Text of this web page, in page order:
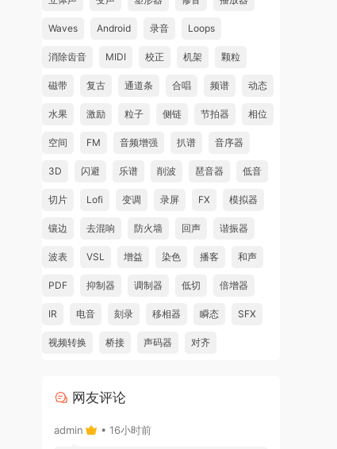
Waves Android 录音 Loops
消除齿音 MIDI 校正 机架 颗粒
磁带 复古 通道条 合唱 频谱 动态
水果 激励 粒子 侧链 节拍器 相位
空间 FM 音频增强 扒谱 音序器
3D 闪避 乐谱 削波 琶音器 低音
切片 Lofi 变调 录屏 FX 模拟器
镶边 去混响 防火墙 回声 谐振器
波表 VSL 增益 染色 播客 和声
PDF 抑制器 调制器 低切 倍增器
IR 电音 刻录 移相器 瞬态 SFX
视频转换 桥接 声码器 对齐
网友评论
admin • 16小时前